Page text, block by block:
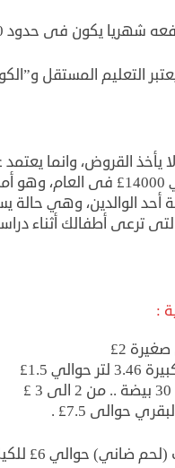
شهريا يكون فى حدود 100£.
التعليم المستقل
الطالب على حوالي
ترعى أطفالك أثناء
:
2£
1.5£
حوالى 7.5£ .
حوالي 6£ للكيلو.